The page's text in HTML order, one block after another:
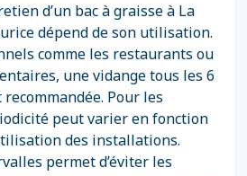
d’un bac à graisse à La
dépend de son utilisation.
comme les restaurants ou
une vidange tous les 6
Pour les
peut varier en fonction
des installations.
permet d’éviter les